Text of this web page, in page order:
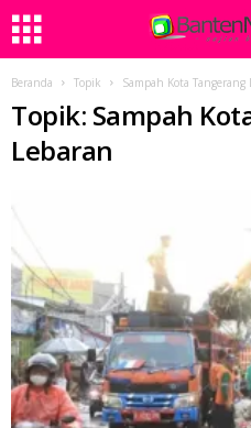
Beranda Topik Sampah Kota
Topik: Sampah
Lebaran